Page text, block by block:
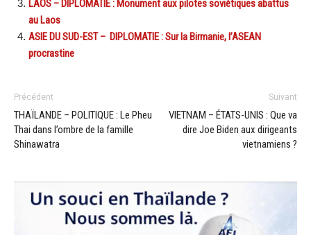
LAOS – DIPLOMATIE : Monument aux pilotes soviétiques abattus
au Laos
ASIE DU SUD-EST – DIPLOMATIE : Sur la Birmanie, l’ASEAN
procrastine
Précédent
THAÏLANDE – POLITIQUE : Le Pheu
Thai dans l’ombre de la famille
Shinawatra
Suivant
VIETNAM – ÉTATS-UNIS : Que va
dire Joe Biden aux dirigeants
vietnamiens ?